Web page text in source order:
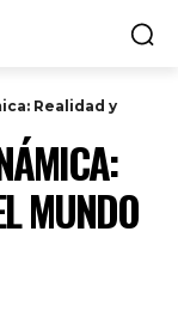
Realidad y
MUNDO